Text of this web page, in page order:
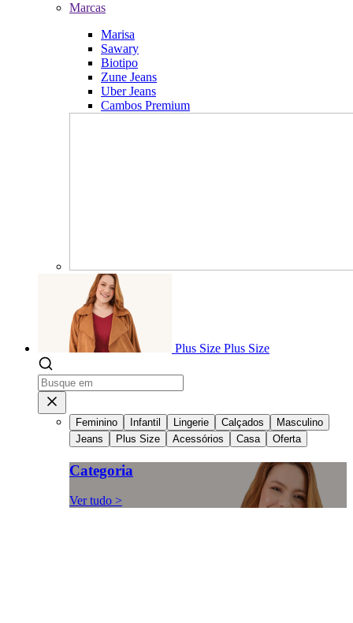
Marcas
Marisa
Sawary
Biotipo
Zune Jeans
Uber Jeans
Cambos Premium
Plus Size Plus Size
Feminino Infantil Lingerie Calçados
Masculino
Jeans
Plus Size Acessórios Casa Oferta
Categoria
Ver tudo >